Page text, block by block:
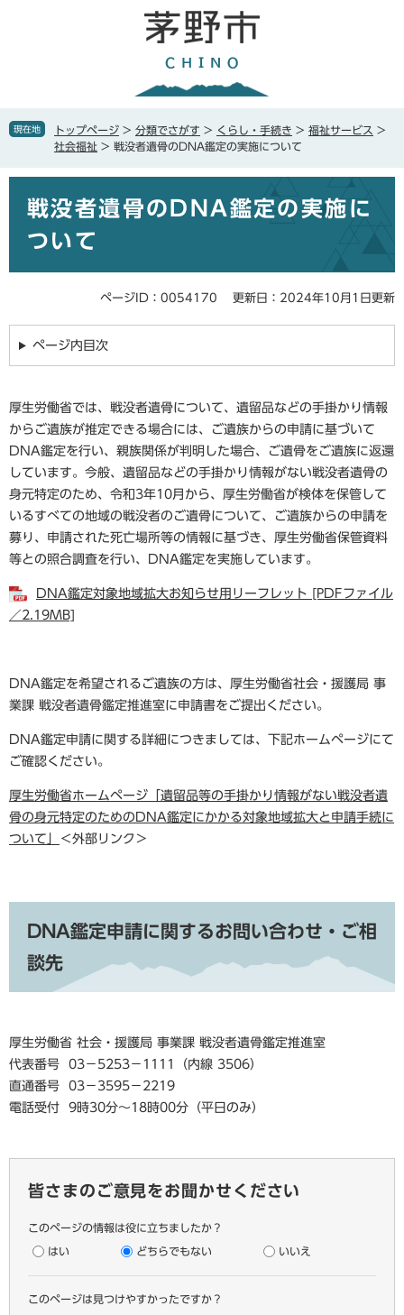
で
ば
本
現在地 トップページ > 分類でさがす > くらし・手続き > 福祉サービス >
社会福祉 > 戦没者遺骨のDNA鑑定の実施について
戦没者遺骨のDNA鑑定の実施に
ついて
ページID：0054170 更新日：2024年10月1日更新
ページ内目次
厚生労働省では、戦没者遺骨について、遺留品などの手掛かり情報
からご遺族が推定できる場合には、ご遺族からの申請に基づいて
DNA鑑定を行い、親族関係が判明した場合、ご遺骨をご遺族に返還
しています。今般、遺留品などの手掛かり情報がない戦没者遺骨の
身元特定のため、令和3年10月から、厚生労働省が検体を保管して
いるすべての地域の戦没者のご遺骨について、ご遺族からの申請を
募り、申請された死亡場所等の情報に基づき、厚生労働省保管資料
等との照合調査を行い、DNA鑑定を実施しています。
DNA鑑定対象地域拡大お知らせ用リーフレット [PDFファイル
／2.19MB]
DNA鑑定を希望されるご遺族の方は、厚生労働省社会・援護局 事
業課 戦没者遺骨鑑定推進室に申請書をご提出ください。
DNA鑑定申請に関する詳細につきましては、下記ホームページにて
ご確認ください。
厚生労働省ホームページ「遺留品等の手掛かり情報がない戦没者遺
骨の身元特定のためのDNA鑑定にかかる対象地域拡大と申請手続に
ついて」
＜外部リンク＞
DNA鑑定申請に関するお問い合わせ・ご相
談先
厚生労働省 社会・援護局 事業課 戦没者遺骨鑑定推進室
代表番号 03－5253－1111（内線 3506）
直通番号 03－3595－2219
電話受付 9時30分～18時00分（平日のみ）
皆さまのご意見をお聞かせください
このページの情報は役に立ちましたか？
はい どちらでもない いいえ
このページは見つけやすかったですか？